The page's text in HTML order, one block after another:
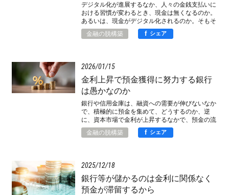
デジタル化が進展するなか、人々の金銭支払いに
おける習慣が変わるとき、現金は無くなるのか。
あるいは、現金がデジタル化されるのか。そもそ
も、現金とは何か。
金融の脱構築 f シェア
2026 01 15
金利上昇で預金獲得に努力する銀行
は愚かなのか
銀行や信用金庫は、融資への需要が伸びないなか
で、積極的に預金を集めて、どうするのか、逆
に、資本市場で金利が上昇するなかで、預金の流
出が始まったら、どうなるのか。
金融の脱構築 f シェア
2025 12 18
銀行等が儲かるのは金利に関係なく
預金が滞留するから